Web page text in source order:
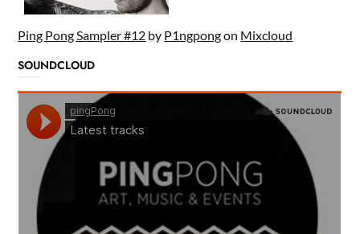
Ping Pong Sampler #12 by P1ngpongon Mixcloud
SOUNDCLOUD